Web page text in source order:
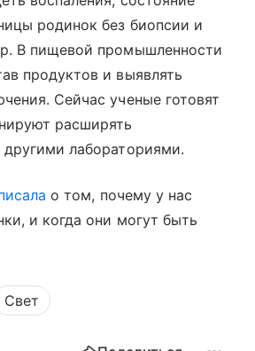
родинок без биопсии и
В пищевой промышленности
продуктов и выявлять
Сейчас ученые готовят
расширять
другими лабораториями.
о том, почему у нас
и когда они могут быть
Свет